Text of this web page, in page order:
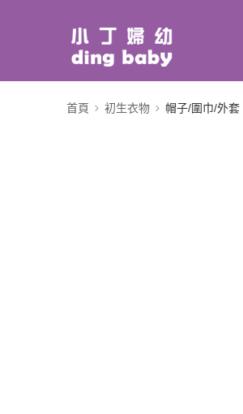
首頁 初生衣物 帽子/圍巾/外套